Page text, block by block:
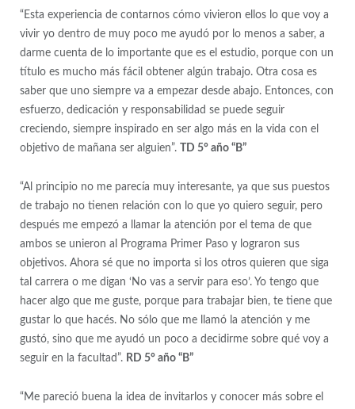
“Esta experiencia de contarnos cómo vivieron ellos lo que voy a
vivir yo dentro de muy poco me ayudó por lo menos a saber, a
darme cuenta de lo importante que es el estudio, porque con un
título es mucho más fácil obtener algún trabajo. Otra cosa es
saber que uno siempre va a empezar desde abajo. Entonces, con
esfuerzo, dedicación y responsabilidad se puede seguir
creciendo, siempre inspirado en ser algo más en la vida con el
objetivo de mañana ser alguien”. TD 5° año “B”
“Al principio no me parecía muy interesante, ya que sus puestos
de trabajo no tienen relación con lo que yo quiero seguir, pero
después me empezó a llamar la atención por el tema de que
ambos se unieron al Programa Primer Paso y lograron sus
objetivos. Ahora sé que no importa si los otros quieren que siga
tal carrera o me digan ‘No vas a servir para eso’. Yo tengo que
hacer algo que me guste, porque para trabajar bien, te tiene que
gustar lo que hacés. No sólo que me llamó la atención y me
gustó, sino que me ayudó un poco a decidirme sobre qué voy a
seguir en la facultad”. RD 5° año “B”
“Me pareció buena la idea de invitarlos y conocer más sobre el